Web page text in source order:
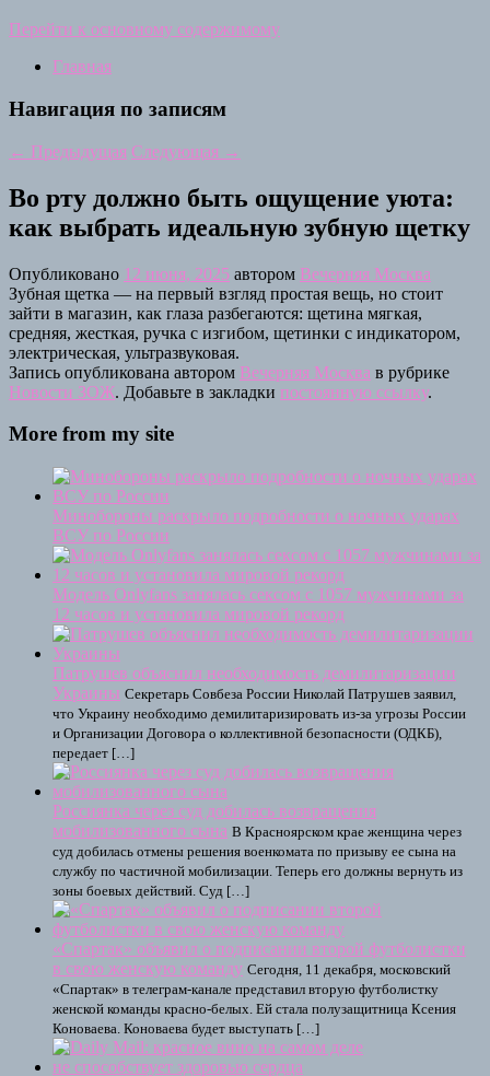
Перейти к основному содержимому
Главная
Навигация по записям
← Предыдущая Следующая →
Во рту должно быть ощущение уюта:
как выбрать идеальную зубную щетку
Опубликовано 12 июня, 2025 автором Вечерняя Москва
Зубная щетка — на первый взгляд простая вещь, но стоит
зайти в магазин, как глаза разбегаются: щетина мягкая,
средняя, жесткая, ручка с изгибом, щетинки с индикатором,
электрическая, ультразвуковая.
Запись опубликована автором Вечерняя Москва в рубрике
Новости ЗОЖ. Добавьте в закладки постоянную ссылку.
More from my site
Минобороны раскрыло подробности о ночных ударах
ВСУ по России
Модель Onlyfans занялась сексом с 1057 мужчинами за
12 часов и установила мировой рекорд
Патрушев объяснил необходимость демилитаризации
Украины Секретарь Совбеза России Николай Патрушев заявил,
что Украину необходимо демилитаризировать из-за угрозы России
и Организации Договора о коллективной безопасности (ОДКБ),
передает […]
Россиянка через суд добилась возвращения
мобилизованного сына В Красноярском крае женщина через
суд добилась отмены решения военкомата по призыву ее сына на
службу по частичной мобилизации. Теперь его должны вернуть из
зоны боевых действий. Суд […]
«Спартак» объявил о подписании второй футболистки
в свою женскую команду Сегодня, 11 декабря, московский
«Спартак» в телеграм-канале представил вторую футболистку
женской команды красно-белых. Ей стала полузащитница Ксения
Коноваева. Коноваева будет выступать […]